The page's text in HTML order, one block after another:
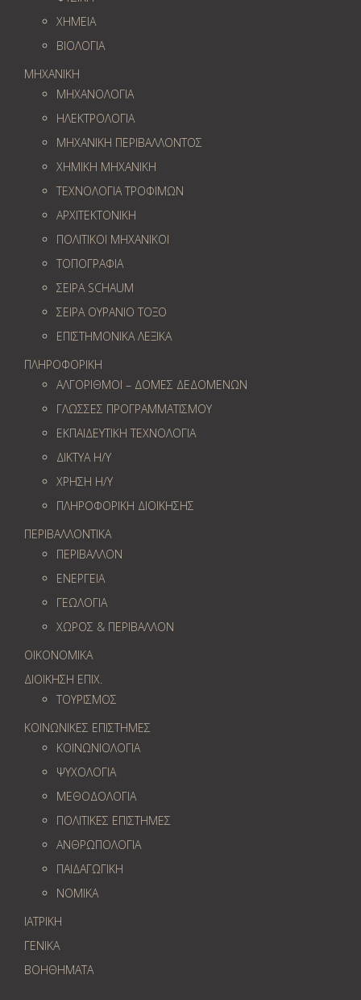
ΧΗΜΕΙΑ
ΒΙΟΛΟΓΙΑ
ΜΗΧΑΝΙΚΗ
ΜΗΧΑΝΟΛΟΓΙΑ
ΗΛΕΚΤΡΟΛΟΓΙΑ
ΜΗΧΑΝΙΚΗ ΠΕΡΙΒΑΛΛΟΝΤΟΣ
ΧΗΜΙΚΗ ΜΗΧΑΝΙΚΗ
ΤΕΧΝΟΛΟΓΙΑ ΤΡΟΦΙΜΩΝ
ΑΡΧΙΤΕΚΤΟΝΙΚΗ
ΠΟΛΙΤΙΚΟΙ ΜΗΧΑΝΙΚΟΙ
ΤΟΠΟΓΡΑΦΙΑ
ΣΕΙΡΑ SCHAUM
ΣΕΙΡΑ ΟΥΡΑΝΙΟ ΤΟΞΟ
ΕΠΙΣΤΗΜΟΝΙΚΑ ΛΕΞΙΚΑ
ΠΛΗΡΟΦΟΡΙΚΗ
ΑΛΓΟΡΙΘΜΟΙ – ΔΟΜΕΣ ΔΕΔΟΜΕΝΩΝ
ΓΛΩΣΣΕΣ ΠΡΟΓΡΑΜΜΑΤΙΣΜΟΥ
ΕΚΠΑΙΔΕΥΤΙΚΗ ΤΕΧΝΟΛΟΓΙΑ
ΔΙΚΤΥΑ Η/Υ
ΧΡΗΣΗ Η/Υ
ΠΛΗΡΟΦΟΡΙΚΗ ΔΙΟΙΚΗΣΗΣ
ΠΕΡΙΒΑΛΛΟΝΤΙΚΑ
ΠΕΡΙΒΑΛΛΟΝ
ΕΝΕΡΓΕΙΑ
ΓΕΩΛOΓΙΑ
ΧΩΡΟΣ & ΠΕΡΙΒΑΛΛΟΝ
ΟΙΚΟΝΟΜΙΚΑ
ΔΙΟΙΚΗΣΗ ΕΠΙΧ.
ΤΟΥΡΙΣΜΟΣ
ΚΟΙΝΩΝΙΚΕΣ ΕΠΙΣΤΗΜΕΣ
ΚΟΙΝΩΝΙΟΛΟΓΙΑ
ΨΥΧΟΛΟΓΙΑ
ΜΕΘΟΔΟΛΟΓΙΑ
ΠΟΛΙΤΙΚΕΣ ΕΠΙΣΤΗΜΕΣ
ΑΝΘΡΩΠΟΛΟΓΙΑ
ΠΑΙΔΑΓΩΓΙΚΗ
ΝΟΜΙΚΑ
ΙΑΤΡΙΚΗ
ΓΕΝΙΚΑ
ΒΟΗΘΗΜΑΤΑ